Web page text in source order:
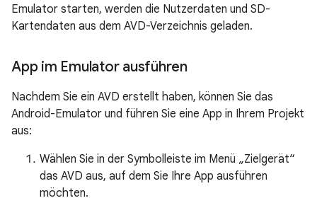
Emulator starten, werden die Nutzerdaten und SD-
Kartendaten aus dem AVD-Verzeichnis geladen.
App im Emulator ausführen
Nachdem Sie ein AVD erstellt haben, können Sie das
Android-Emulator und führen Sie eine App in Ihrem Projekt
aus:
Wählen Sie in der Symbolleiste im Menü „Zielgerät“
das AVD aus, auf dem Sie Ihre App ausführen
möchten.